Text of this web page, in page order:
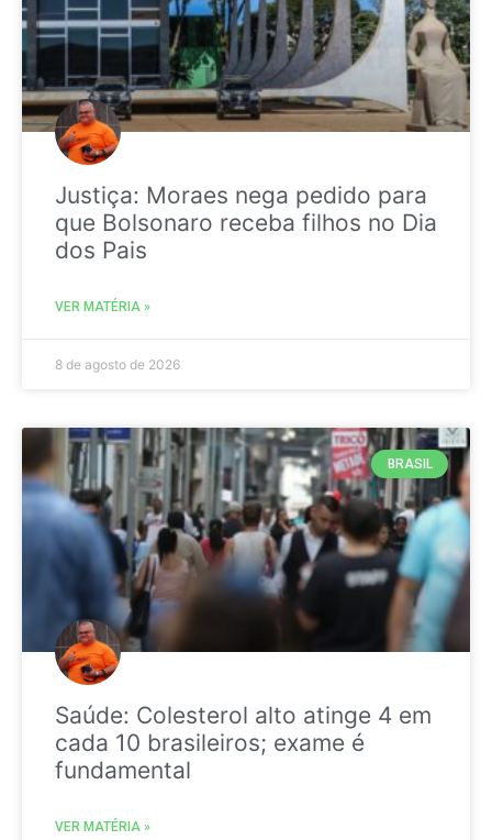
Justiça: Moraes nega pedido para
que Bolsonaro receba filhos no Dia
dos Pais
VER MATÉRIA »
8 de agosto de 2026
BRASIL
Saúde: Colesterol alto atinge 4 em
cada 10 brasileiros; exame é
fundamental
VER MATÉRIA »